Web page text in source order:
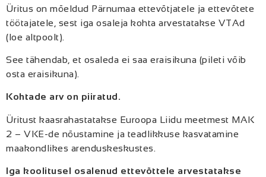
Üritus on mõeldud Pärnumaa ettevõtjatele ja ettevõtete
töötajatele, sest iga osaleja kohta arvestatakse VTAd
(loe altpoolt).
See tähendab, et osaleda ei saa eraisikuna (pileti võib
osta eraisikuna).
Kohtade arv on piiratud.
Üritust kaasrahastatakse Euroopa Liidu meetmest MAK
2 – VKE-de nõustamine ja teadlikkuse kasvatamine
maakondlikes arenduskeskustes.
Iga koolitusel osalenud ettevõttele arvestatakse